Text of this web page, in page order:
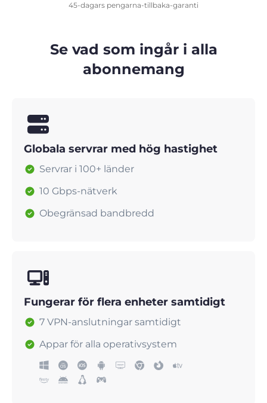
45-dagars pengarna-tillbaka-garanti
Se vad som ingår i alla
abonnemang
Globala servrar med hög hastighet
Servrar i 100+ länder
10 Gbps-nätverk
Obegränsad bandbredd
Fungerar för flera enheter samtidigt
7 VPN-anslutningar samtidigt
Appar för alla operativsystem